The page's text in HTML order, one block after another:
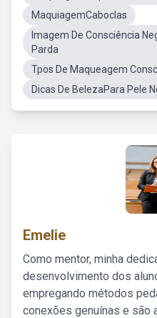
MaquiagemCaboclas
Imagem De Consciência
Parda
Tpos De Maqueagem
Dicas De BelezaPara Pele
Emelie
Como mentor, minha
desenvolvimento dos
empregando métodos
conexões genuínas e são